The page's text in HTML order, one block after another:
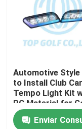
Viaje de la fábrica
Contacto los
Noticias
Automotive Style
to Install Club Car
Tempo Light Kit
PC Material for
Cart LED Light Kit
Enviar